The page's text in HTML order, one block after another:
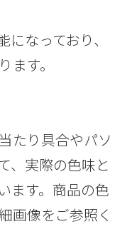
なっており、
ます。
たり具合やパソ
、実際の色味と
ます。商品の色
画像をご参照く